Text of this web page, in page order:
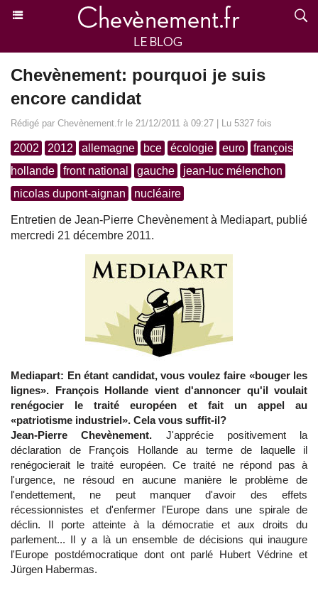
Chevènement: pourquoi je suis
encore candidat
Rédigé par Chevènement.fr le 21/12/2011 à 09:27 | Lu 5327 fois
2002 2012 allemagne bce écologie euro
françois
hollande
front national gauche
jean-luc mélenchon
nicolas dupont-aignan
nucléaire
Entretien de Jean-Pierre Chevènement à Mediapart, publié
mercredi 21 décembre 2011.
Mediapart: En étant candidat, vous voulez faire «bouger les
lignes». François Hollande vient d'annoncer qu'il voulait
renégocier le traité européen et fait un appel au
«patriotisme industriel». Cela vous suffit-il?
Jean-Pierre Chevènement. J'apprécie positivement la
déclaration de François Hollande au terme de laquelle il
renégocierait le traité européen. Ce traité ne répond pas à
l'urgence, ne résoud en aucune manière le problème de
l'endettement, ne peut manquer d'avoir des effets
récessionnistes et d'enfermer l'Europe dans une spirale de
déclin. Il porte atteinte à la démocratie et aux droits du
parlement... Il y a là un ensemble de décisions qui inaugure
l'Europe postdémocratique dont ont parlé Hubert Védrine et
Jürgen Habermas.